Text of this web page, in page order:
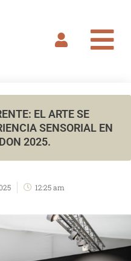
EL ARTE SE
SENSORIAL EN
2025.
12:25 am